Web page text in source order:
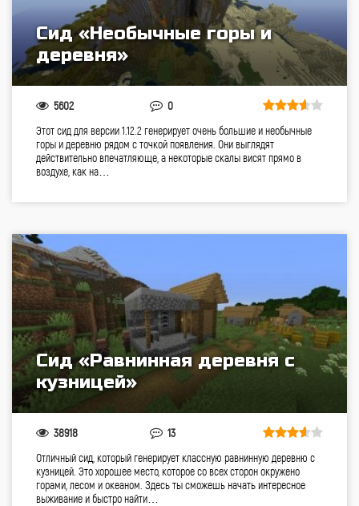
Сид «Необычные горы и
деревня»
5602 0
Этот сид для версии 1.12.2 генерирует очень большие и необычные
горы и деревню рядом с точкой появления. Они выглядят
действительно впечатляюще, а некоторые скалы висят прямо в
воздухе, как на…
Сид «Равнинная деревня с
кузницей»
38918 13
Отличный сид, который генерирует классную равнинную деревню с
кузницей. Это хорошее место, которое со всех сторон окружено
горами, лесом и океаном. Здесь ты сможешь начать интересное
выживание и быстро найти…